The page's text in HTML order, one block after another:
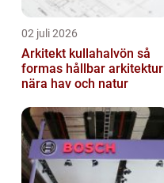
02 juli 2026
Arkitekt kullahalvön så
formas hållbar arkitektur
nära hav och natur